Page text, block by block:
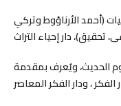
الوافي بالوفيات (أحمد الأرناؤوط وتركي
أنواع علوم الحديث، ويُعرف بمقدمة